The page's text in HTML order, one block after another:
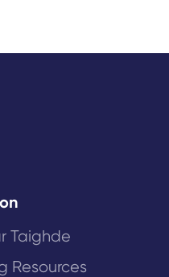
Taighde
Resources